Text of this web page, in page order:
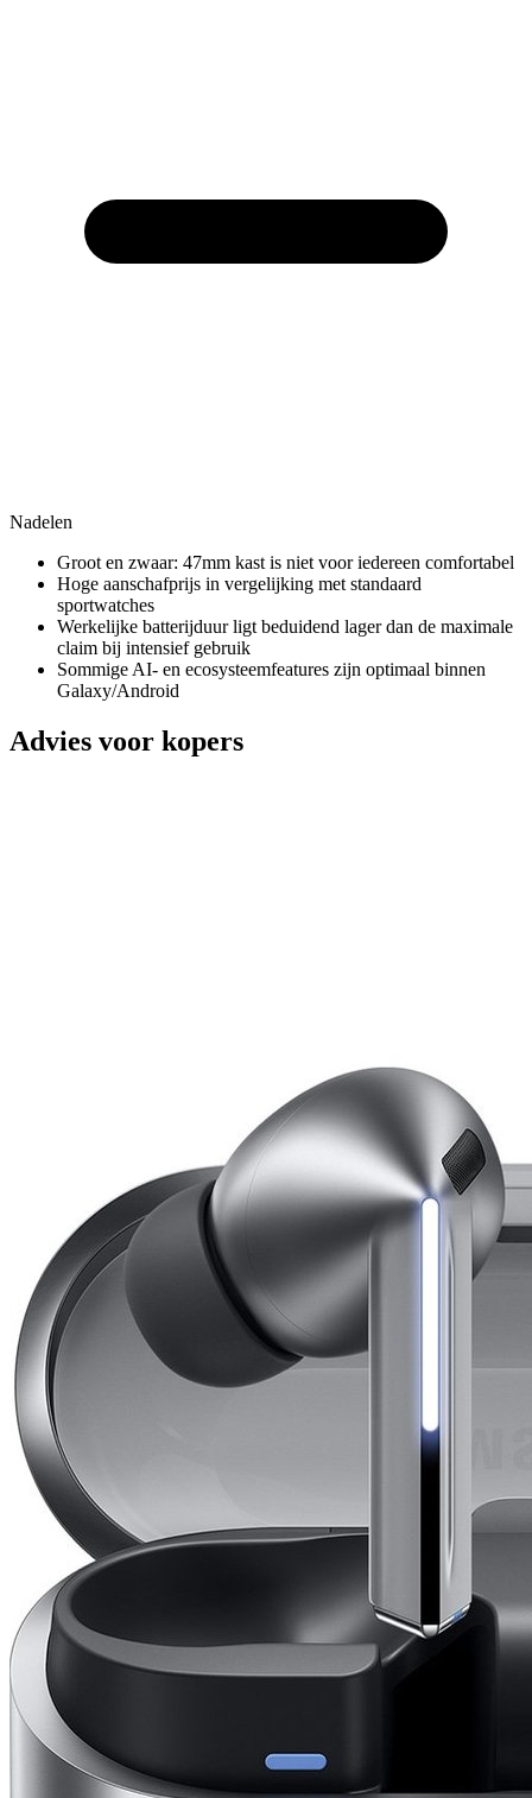
Nadelen
Groot en zwaar: 47mm kast is niet voor iedereen comfortabel
Hoge aanschafprijs in vergelijking met standaard
sportwatches
Werkelijke batterijduur ligt beduidend lager dan de maximale
claim bij intensief gebruik
Sommige AI- en ecosysteemfeatures zijn optimaal binnen
Galaxy/Android
Advies voor kopers